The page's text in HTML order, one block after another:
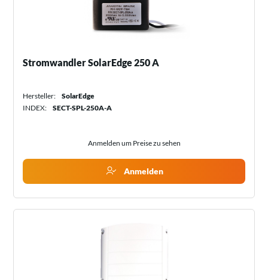
Stromwandler SolarEdge 250 A
Hersteller:
SolarEdge
INDEX:
SECT-SPL-250A-A
Anmelden um Preise zu sehen
Anmelden